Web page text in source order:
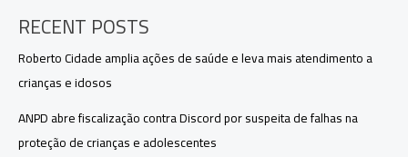
RECENT POSTS
Roberto Cidade amplia ações de saúde e leva mais atendimento a
crianças e idosos
ANPD abre fiscalização contra Discord por suspeita de falhas na
proteção de crianças e adolescentes